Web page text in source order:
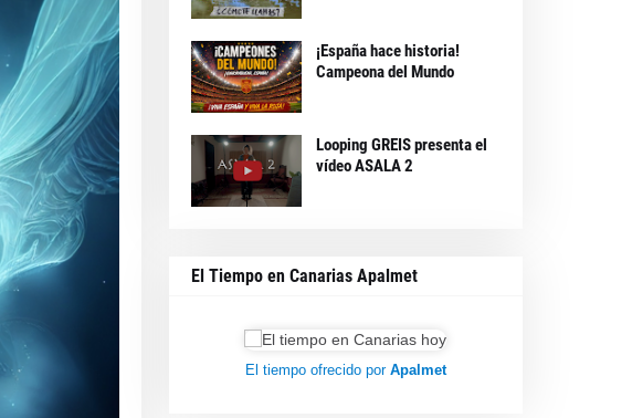
¡España hace historia!
Campeona del Mundo
Looping GREIS presenta el
vídeo ASALA 2
El Tiempo en Canarias Apalmet
El tiempo ofrecido por Apalmet